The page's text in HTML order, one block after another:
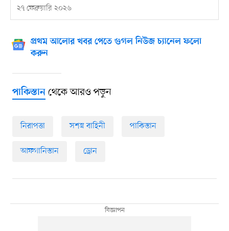
২৭ ফেব্রুয়ারি ২০২৬
প্রথম আলোর খবর পেতে গুগল নিউজ চ্যানেল ফলো
করুন
পাকিস্তানথেকে আরও পড়ুন
নিরাপত্তা সশস্ত্র বাহিনী পাকিস্তান
আফগানিস্তান ড্রোন